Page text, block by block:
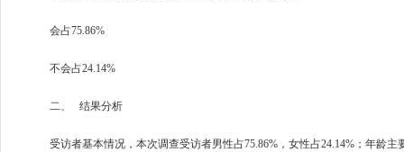
会占75.86%
不会占24.14%
二、 结果分析
受访者基本情况，本次调查受访者男性占75.86%，女性占24.14%；年龄